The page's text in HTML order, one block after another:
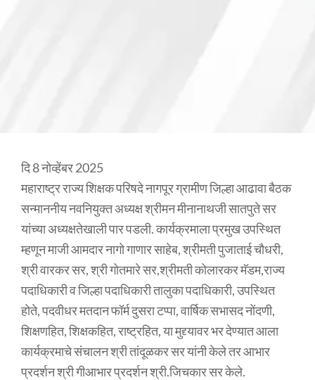
दि 8 नोव्हेंबर 2025
महाराष्ट्र राज्य शिक्षक परिषदे नागपूर ग्रामीण जिल्हा आढावा बैठक
सन्माननीय नवनियुक्त अध्यक्ष श्रीमन मीनानाथजी सातपुते सर
यांच्या अध्यक्षतेखाली पार पडली. कार्यक्रमाला प्रमुख उपस्थित
म्हणून माजी आमदार नागो गाणार साहेब, श्रीमती पुजाताई चौधरी,
श्री वारकर सर, श्री गोतमारे सर,श्रीमती कोलारकर मॅडम,राज्य
पदाधिकारी व जिल्हा पदाधिकारी तालुका पदाधिकारी, उपस्थित
होते, पदवीधर मतदान फॉर्म दुसरा टप्पा, वार्षिक सभासद नोंदणी,
शिक्षणहित, शिक्षकहित, राष्ट्रहित, या मुद्द्यावर भर देण्यात आला
कार्यक्रमाचे संचालन श्री तांदूळकर सर यांनी केले तर आभार
प्रदर्शन श्री गीआभार प्रदर्शन श्री.जिचकार सर केले.